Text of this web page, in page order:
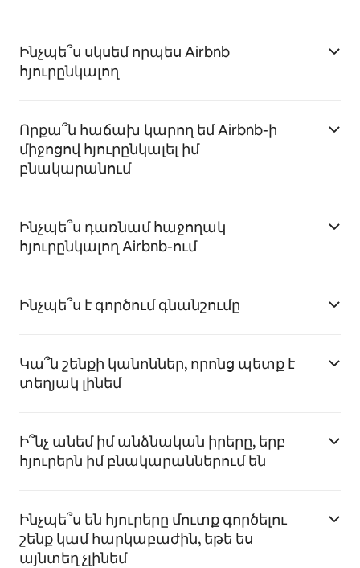
Ինչպե՞ս սկսեմ որպես Airbnb
հյուրընկալող
Որքա՞ն հաճախ կարող եմ Airbnb-ի
միջոցով հյուրընկալել իմ
բնակարանում
Ինչպե՞ս դառնամ հաջողակ
հյուրընկալող Airbnb-ում
Ինչպե՞ս է գործում գնանշումը
Կա՞ն շենքի կանոններ, որոնց պետք է
տեղյակ լինեմ
Ի՞նչ անեմ իմ անձնական իրերը, երբ
հյուրերն իմ բնակարաններում են
Ինչպե՞ս են հյուրերը մուտք գործելու
շենք կամ հարկաբաժին, եթե ես
այնտեղ չլինեմ